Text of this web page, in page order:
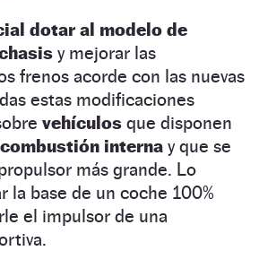
dotar al modelo de
y mejorar las
frenos acorde con las nuevas
estas modificaciones
vehículos que disponen
interna y que se
más grande. Lo
la base de un coche 100%
el impulsor de una